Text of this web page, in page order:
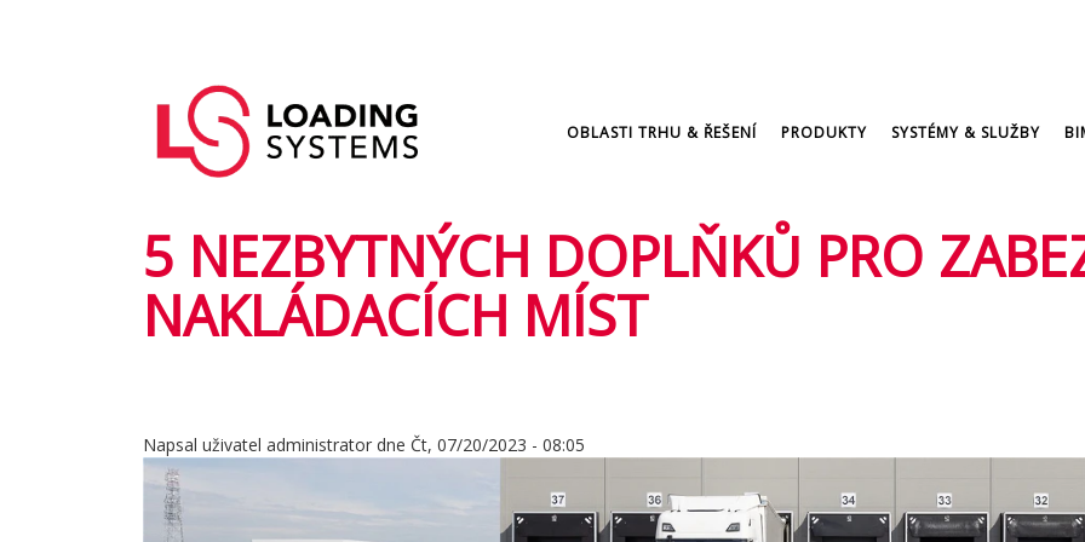
User
account
menu
Hlavní
navigace
OBLASTI TRHU & ŘEŠENÍ PRODUKTY SYSTÉMY & SLUŽBY
5 NEZBYTNÝCH DOPLŇKŮ PRO
NAKLÁDACÍCH MÍST
Napsal uživatel administrator dne Čt, 07/20/2023 - 08:05